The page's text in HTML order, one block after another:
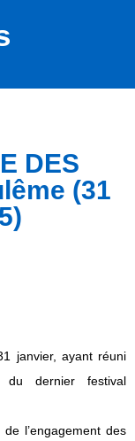
DES
(31
janvier, ayant réuni
du dernier festival
l’engagement des